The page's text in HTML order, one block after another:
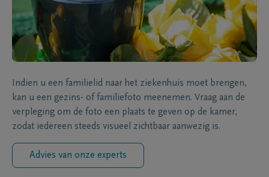
Indien u een familielid naar het ziekenhuis moet brengen,
kan u een gezins- of familiefoto meenemen. Vraag aan de
verpleging om de foto een plaats te geven op de kamer,
zodat iedereen steeds visueel zichtbaar aanwezig is.
Advies van onze experts